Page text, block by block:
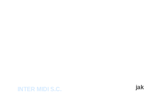
INTER MIDI S.C.